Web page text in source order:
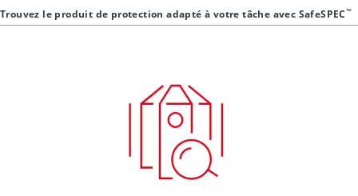
Trouvez le produit de protection adapté à votre tâche avec SafeSPEC™